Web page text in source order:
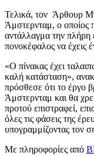
Τελικά, τον Άρθουρ
Άμστερνταμ, ο οποίος
αντάλλαγμα την πλήρη
πονοκέφαλος να έχεις
«Ο πίνακας έχει
καλή κατάσταση»,
πρόσθεσε ότι το έργο
Άμστερνταμ και θα
προτού επιστραφεί,
όλες τις φάσεις της
υπογραμμίζοντας τον
Με πληροφορίες από